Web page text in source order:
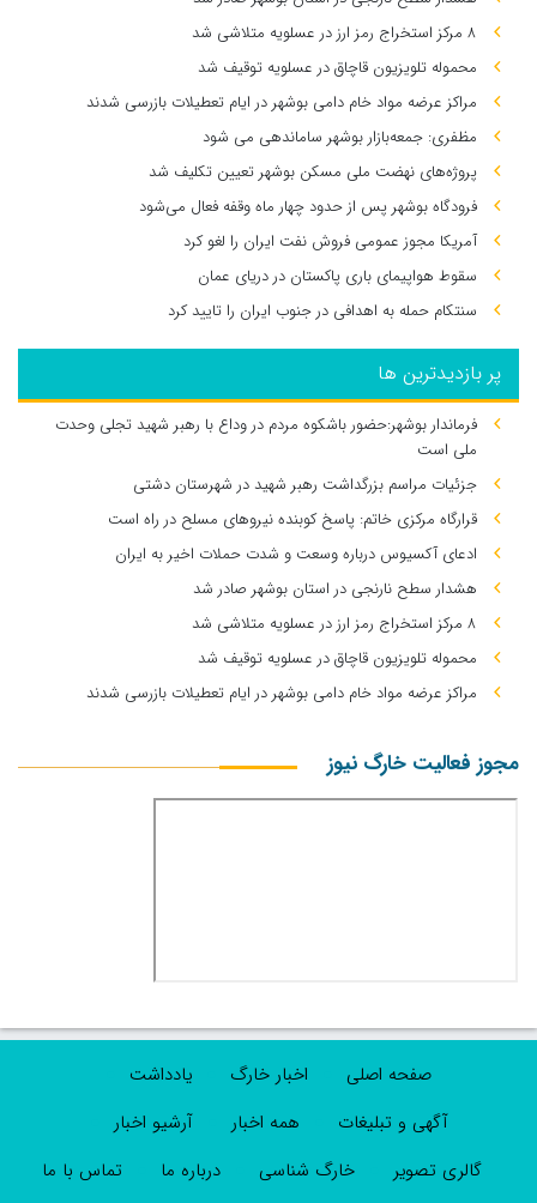
۸ مرکز استخراج رمز ارز در عسلویه متلاشی شد
محموله تلویزیون قاچاق در عسلویه توقیف شد
مراکز عرضه مواد خام دامی بوشهر در ایام تعطیلات بازرسی شدند
مظفری: جمعه‌بازار بوشهر ساماندهی می‌ شود
پروژه‌های نهضت ملی مسکن بوشهر تعیین تکلیف شد
فرودگاه بوشهر پس از حدود چهار ماه وقفه فعال می‌شود
آمریکا مجوز عمومی فروش نفت ایران را لغو کرد
سقوط هواپیمای باری پاکستان در دریای عمان
سنتکام حمله به اهدافی در جنوب ایران را تایید کرد
پر بازدیدترین ها
فرماندار بوشهر:حضور باشکوه مردم در وداع با رهبر شهید تجلی وحدت
ملی است
جزئیات مراسم بزرگداشت رهبر شهید در شهرستان دشتی
قرارگاه مرکزی خاتم: پاسخ کوبنده نیروهای مسلح در راه است
ادعای آکسیوس درباره وسعت و شدت حملات اخیر به ایران
هشدار سطح نارنجی در استان بوشهر صادر شد
۸ مرکز استخراج رمز ارز در عسلویه متلاشی شد
محموله تلویزیون قاچاق در عسلویه توقیف شد
مراکز عرضه مواد خام دامی بوشهر در ایام تعطیلات بازرسی شدند
مجوز فعالیت خارگ نیوز
صفحه اصلی اخبار خارگ
یادداشت
آگهی و تبلیغات
همه اخبار
آرشیو اخبار
گالری تصویر
خارگ شناسی درباره ما تماس با ما